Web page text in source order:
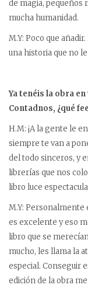
de magia, pequeños
mucha humanidad.
M.Y: Poco que
una historia que no
Ya tenéis la obra
Contadnos, ¿qué
H.M: ¡A la gente le
siempre te van a
del todo sinceros, y
librerías que nos
libro luce
M.Y: Personalmente
es excelente y eso
libro que se
mucho, les llama la
especial. Conseguir
edición de la obra